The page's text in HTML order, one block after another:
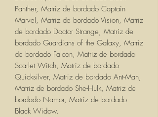
Panther, Matriz de bordado Captain
Marvel, Matriz de bordado Vision, Matriz
de bordado Doctor Strange, Matriz de
bordado Guardians of the Galaxy, Matriz
de bordado Falcon, Matriz de bordado
Scarlet Witch, Matriz de bordado
Quicksilver, Matriz de bordado Ant-Man,
Matriz de bordado She-Hulk, Matriz de
bordado Namor, Matriz de bordado
Black Widow.